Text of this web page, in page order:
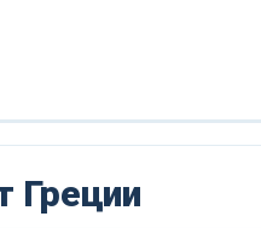
Греции